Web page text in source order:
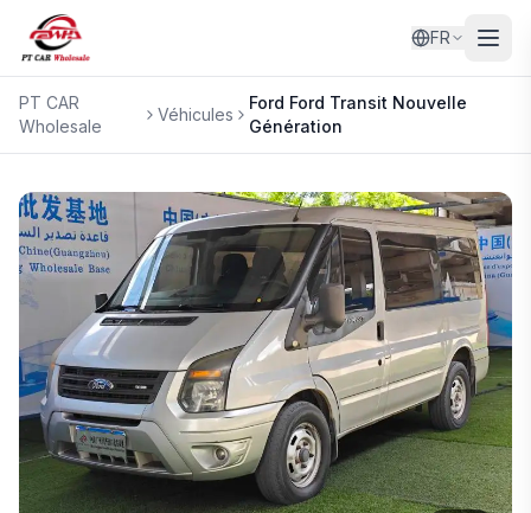
FR
PT CAR
Wholesale
Véhicules
Ford Ford Transit Nouvelle
Génération